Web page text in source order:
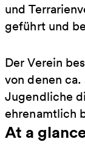
und
geführt und
Der Verein
von denen
Jugendliche
ehrenamtlich
At a